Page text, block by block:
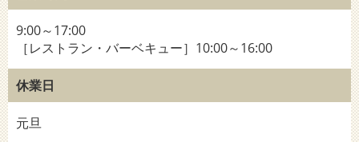
9:00～17:00
［レストラン・バーベキュー］10:00～16:00
休業日
元旦